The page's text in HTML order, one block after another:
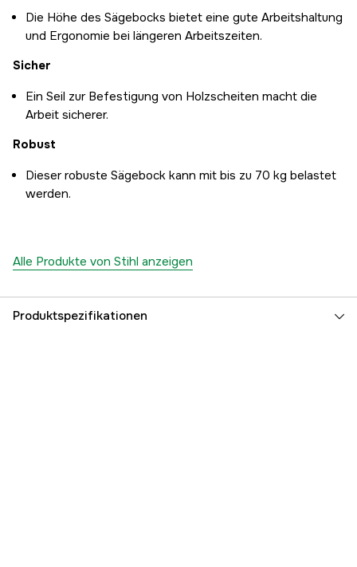
Die Höhe des Sägebocks bietet eine gute Arbeitshaltung
und Ergonomie bei längeren Arbeitszeiten.
Sicher
Ein Seil zur Befestigung von Holzscheiten macht die
Arbeit sicherer.
Robust
Dieser robuste Sägebock kann mit bis zu 70 kg belastet
werden.
Alle Produkte von Stihl anzeigen
Produktspezifikationen